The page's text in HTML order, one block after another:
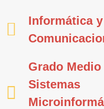
Informática y
Grado Medio
Sistemas